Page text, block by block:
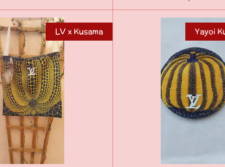
LV x Kusama Yayoi